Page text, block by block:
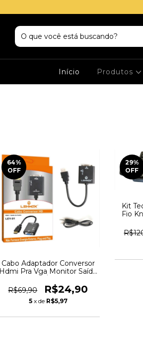
Início Produtos
64%
OFF
Cabo Adaptador Conversor
Hdmi Pra Vga Monitor Saída
R$69,90
R$24,90
5 x de R$5,97
29%
OFF
Kit
Fio